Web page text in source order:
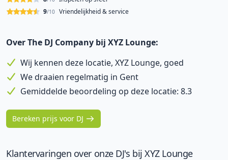
Vriendelijkheid & service
9/10
Over The DJ Company bij XYZ Lounge:
Wij kennen deze locatie, XYZ Lounge, goed
We draaien regelmatig in Gent
Gemiddelde beoordeling op deze locatie: 8.3
Bereken prijs voor DJ
Klantervaringen over onze DJ's bij XYZ Lounge